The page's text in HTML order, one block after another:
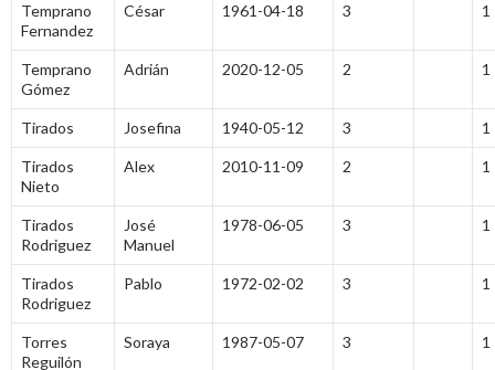
Temprano
Fernandez
César 1961-04-18 3 1
Temprano
Gómez
Adrián 2020-12-05 2 1
Tirados Josefina 1940-05-12 3 1
Tirados
Nieto
Alex 2010-11-09 2 1
Tirados
Rodriguez
José
Manuel
1978-06-05 3 1
Tirados
Rodriguez
Pablo 1972-02-02 3 1
Torres
Reguilón
Soraya 1987-05-07 3 1